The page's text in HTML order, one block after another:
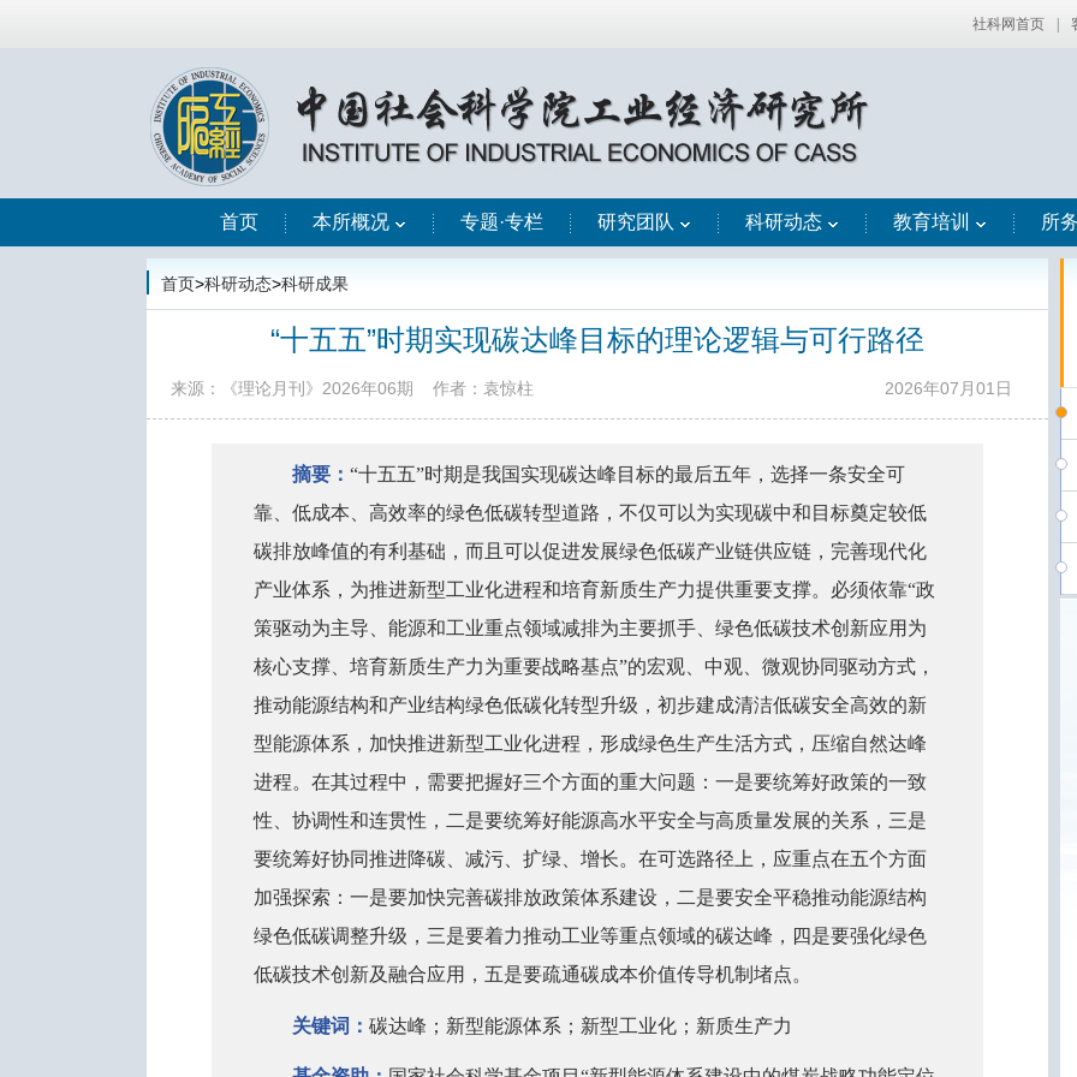
社科网首页
首页 本所概况 专题·专栏 研究团队 科研动态 教育培训 所
首页>科研动态>科研成果
“十五五”时期实现碳达峰目标的理论逻辑与可行路径
2026年07月01日
来源：《理论月刊》2026年06期 作者：袁惊柱
摘要 ：“十五五”时期是我国实现碳达峰目标的最后五年，选择一条安全可
靠、低成本、高效率的绿色低碳转型道路，不仅可以为实现碳中和目标奠定较低
碳排放峰值的有利基础，而且可以促进发展绿色低碳产业链供应链，完善现代化
产业体系，为推进新型工业化进程和培育新质生产力提供重要支撑。必须依靠“政
策驱动为主导、能源和工业重点领域减排为主要抓手、绿色低碳技术创新应用为
核心支撑、培育新质生产力为重要战略基点”的宏观、中观、微观协同驱动方式，
推动能源结构和产业结构绿色低碳化转型升级，初步建成清洁低碳安全高效的新
型能源体系，加快推进新型工业化进程，形成绿色生产生活方式，压缩自然达峰
进程。在其过程中，需要把握好三个方面的重大问题：一是要统筹好政策的一致
性、协调性和连贯性，二是要统筹好能源高水平安全与高质量发展的关系，三是
要统筹好协同推进降碳、减污、扩绿、增长。在可选路径上，应重点在五个方面
加强探索：一是要加快完善碳排放政策体系建设，二是要安全平稳推动能源结构
绿色低碳调整升级，三是要着力推动工业等重点领域的碳达峰，四是要强化绿色
低碳技术创新及融合应用，五是要疏通碳成本价值传导机制堵点。
关键词：碳达峰；新型能源体系；新型工业化；新质生产力